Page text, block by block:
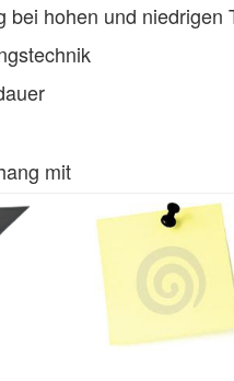
bei hohen und niedrigen
mit